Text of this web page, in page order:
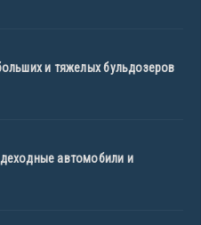
и тяжелых бульдозеров
автомобили и